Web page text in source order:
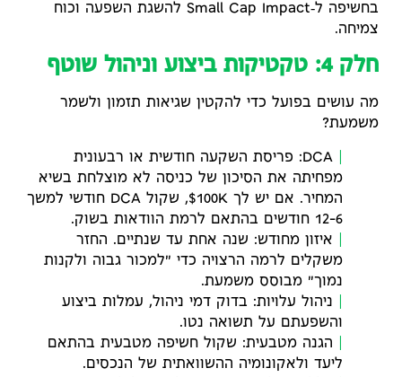
בחשיפה ל‑Small Cap Impact להשגת השפעה וכוח
צמיחה.
חלק 4: טקטיקות ביצוע וניהול שוטף
מה עושים בפועל כדי להקטין שגיאות תזמון ולשמר
משמעת?
DCA: פריסת השקעה חודשית או רבעונית
מפחיתה את הסיכון של כניסה לא מוצלחת בשיא
המחיר. אם יש לך 100K$, שקול DCA חודשי למשך
6–12 חודשים בהתאם לרמת הוודאות בשוק.
איזון מחודש: שנה אחת עד שנתיים. החזר
משקלים לרמה הרצויה כדי "למכור גבוה ולקנות
נמוך" מבוסס משמעת.
ניהול עלויות: בדוק דמי ניהול, עמלות ביצוע
והשפעתם על תשואה נטו.
הגנה מטבעית: שקול חשיפה מטבעית בהתאם
ליעד ולאקונומיה ההשוואתית של הנכסים.